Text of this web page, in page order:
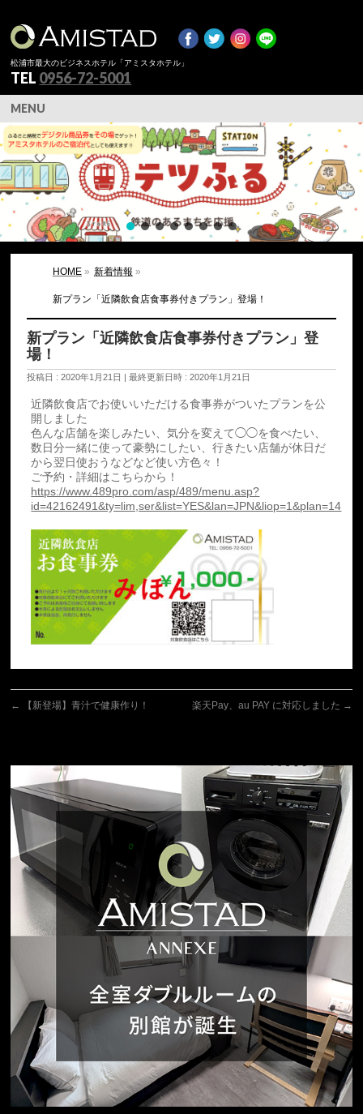
松浦市最大のビジネスホテル「アミスタホテル」
TEL 0956-72-5001
MENU
HOME» 新着情報 »
新プラン「近隣飲食店食事券付きプラン」登場！
新プラン「近隣飲食店食事券付きプラン」登
場！
投稿日 : 2020年1月21日 最終更新日時 : 2020年1月21日
近隣飲食店でお使いいただける食事券がついたプランを公
開しました
色んな店舗を楽しみたい、気分を変えて◯◯を食べたい、
数日分一緒に使って豪勢にしたい、行きたい店舗が休日だ
から翌日使おうなどなど使い方色々！
ご予約・詳細はこちらから！
https://www.489pro.com/asp/489/menu.asp?
id=42162491&ty=lim,ser&list=YES&lan=JPN&liop=1&plan=14
← 【新登場】青汁で健康作り！ 楽天Pay、au PAY に対応しました →